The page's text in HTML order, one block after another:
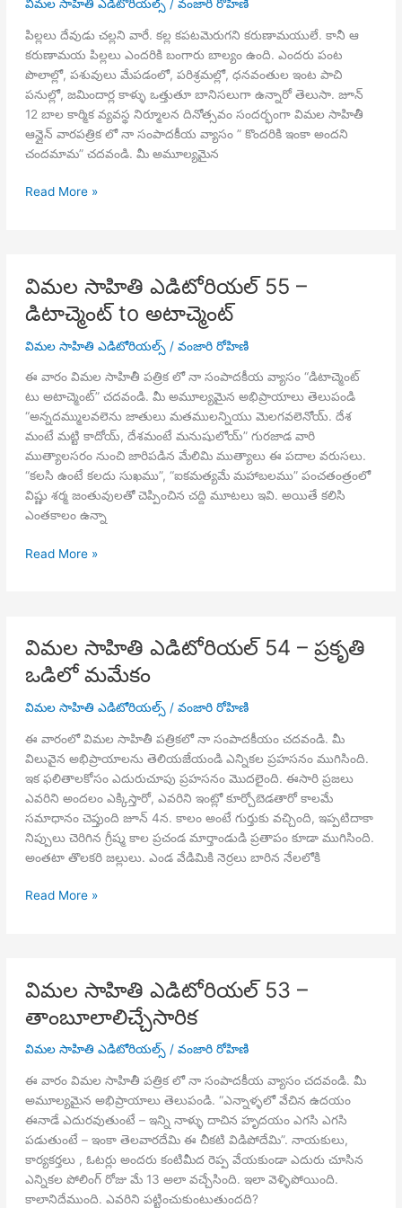
విమల సాహితి ఎడిటోరియల్స్/ వంజారి రోహిణి
పిల్లలు దేవుడు చల్లని వారే. కల్ల కపటమెరుగని కరుణామయులే. కానీ ఆ
కరుణామయ పిల్లలు ఎందరికి బంగారు బాల్యం ఉంది. ఎందరు పంట
పొలాల్లో, పశువులు మేపడంలో, పరిశ్రమల్లో, ధనవంతుల ఇంట పాచి
పనుల్లో, జమిందార్ల కాళ్ళు ఒత్తుతూ బానిసలుగా ఉన్నారో తెలుసా. జూన్
12 బాల కార్మిక వ్యవస్థ నిర్మూలన దినోత్సవం సందర్భంగా విమల సాహితీ
ఆన్లైన్ వారపత్రిక లో నా సంపాదకీయ వ్యాసం ” కొందరికి ఇంకా అందని
చందమామ” చదవండి. మీ అమూల్యమైన
విమల
కొందరికి
అందని
చందమామ!!
Read More »
విమల సాహితి ఎడిటోరియల్ 55 –
డిటాచ్మెంట్ to అటాచ్మెంట్
విమల సాహితి ఎడిటోరియల్స్ / వంజారి రోహిణి
ఈ వారం విమల సాహితీ పత్రిక లో నా సంపాదకీయ వ్యాసం “డిటాచ్మెంట్
టు అటాచ్మెంట్” చదవండి. మీ అమూల్యమైన అభిప్రాయాలు తెలుపండి
“అన్నదమ్ములవలెను జాతులు మతములన్నియు మెలగవలెనోయ్. దేశ
మంటే మట్టి కాదోయ్, దేశమంటే మనుషులోయ్” గురజాడ వారి
ముత్యాలసరం నుంచి జారిపడిన మేలిమి ముత్యాలు ఈ పదాల వరుసలు.
“కలసి ఉంటే కలదు సుఖము”, “ఐకమత్యమే మహాబలము” పంచతంత్రంలో
విష్ణు శర్మ జంతువులతో చెప్పించిన చద్ది మూటలు ఇవి. అయితే కలిసి
ఎంతకాలం ఉన్నా
విమల
డిటాచ్మెంట్
to
Read More »
విమల సాహితి ఎడిటోరియల్ 54 – ప్రకృతి
ఒడిలో మమేకం
విమల సాహితి ఎడిటోరియల్స్ / వంజారి రోహిణి
ఈ వారంలో విమల సాహితీ పత్రికలో నా సంపాదకీయం చదవండి. మీ
విలువైన అభిప్రాయాలను తెలియజేయండి ఎన్నికల ప్రహసనం ముగిసింది.
ఇక ఫలితాలకోసం ఎదురుచూపు ప్రహసనం మొదలైంది. ఈసారి ప్రజలు
ఎవరిని అందలం ఎక్కిస్తారో, ఎవరిని ఇంట్లో కూర్చోబెడతారో కాలమే
సమాధానం చెప్తుంది జూన్ 4న. కాలం అంటే గుర్తుకు వచ్చింది, ఇప్పటిదాకా
నిప్పులు చెరిగిన గ్రీష్మ కాల ప్రచండ మార్తాండుడి ప్రతాపం కూడా ముగిసింది.
అంతటా తొలకరి జల్లులు. ఎండ వేడిమికి నెర్రలు బారిన నేలలోకి
విమల
ప్రకృతి
ఒడిలో
Read More »
విమల సాహితి ఎడిటోరియల్ 53 –
తాంబూలాలిచ్చేసారిక
విమల సాహితి ఎడిటోరియల్స్/ వంజారి రోహిణి
ఈ వారం విమల సాహితీ పత్రిక లో నా సంపాదకీయ వ్యాసం చదవండి. మీ
అమూల్యమైన అభిప్రాయాలు తెలుపండి. “ఎన్నాళ్ళలో వేచిన ఉదయం
ఈనాడే ఎదురవుతుంటే – ఇన్ని నాళ్ళు దాచిన హృదయం ఎగసి ఎగసి
పడుతుంటే – ఇంకా తెలవారదేమి ఈ చీకటి విడిపోదేమి”. నాయకులు,
కార్యకర్తలు , ఓటర్లు అందరు కంటిమీద రెప్ప వేయకుండా ఎదురు చూసిన
ఎన్నికల పోలింగ్ రోజు మే 13 అలా వచ్చేసింది. ఇలా వెళ్ళిపోయింది.
కాలానిదేముంది. ఎవరిని పట్టించుకుంటుతుందది?